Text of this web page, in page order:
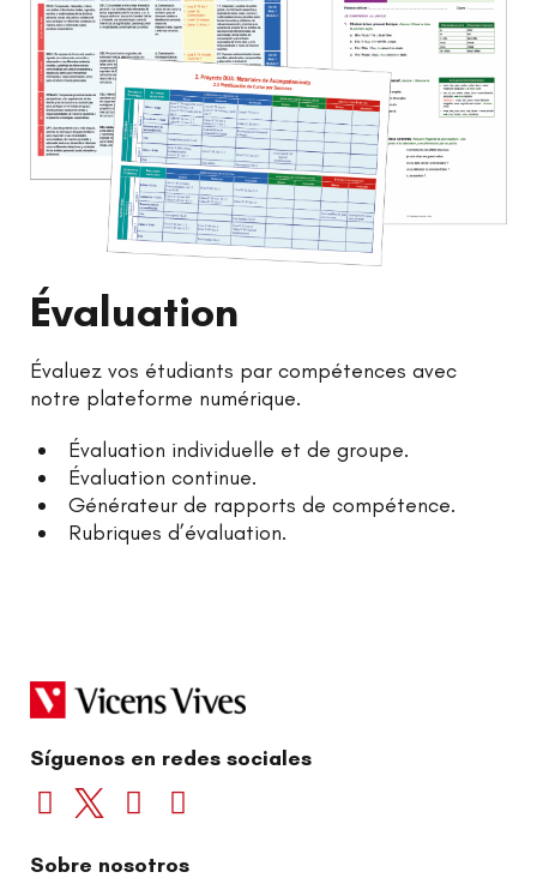
Évaluation
Évaluez vos étudiants par compétences avec
notre plateforme numérique.
Évaluation individuelle et de groupe.
Évaluation continue.
Générateur de rapports de compétence.
Rubriques d’évaluation.
Síguenos en redes sociales
Sobre nosotros